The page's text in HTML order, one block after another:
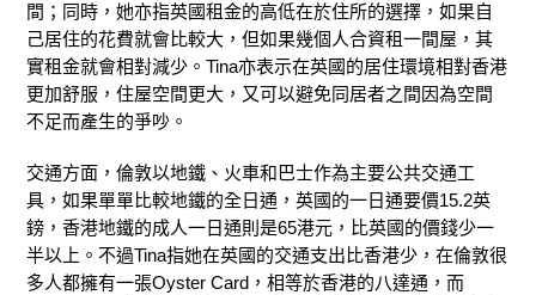
間；同時，她亦指英國租金的高低在於住所的選擇，如果自
己居住的花費就會比較大，但如果幾個人合資租一間屋，其
實租金就會相對減少。Tina亦表示在英國的居住環境相對香港
更加舒服，住屋空間更大，又可以避免同居者之間因為空間
不足而產生的爭吵。
交通方面，倫敦以地鐵、火車和巴士作為主要公共交通工
具，如果單單比較地鐵的全日通，英國的一日通要價15.2英
鎊，香港地鐵的成人一日通則是65港元，比英國的價錢少一
半以上。不過Tina指她在英國的交通支出比香港少，在倫敦很
多人都擁有一張Oyster Card，相等於香港的八達通，而